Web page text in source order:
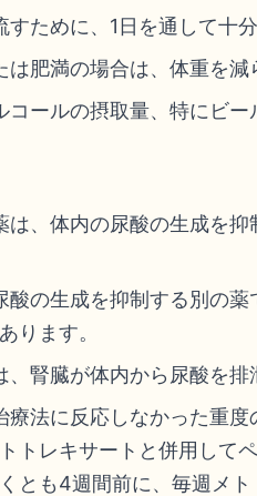
すために、1日を通して十
は肥満の場合は、体重を減
コールの摂取量、特にビー
は、体内の尿酸の生成を
酸の生成を抑制する別の
ります。
、腎臓が体内から尿酸を排
療法に反応しなかった重
トレキサートと併用して
とも4週間前に、毎週メ